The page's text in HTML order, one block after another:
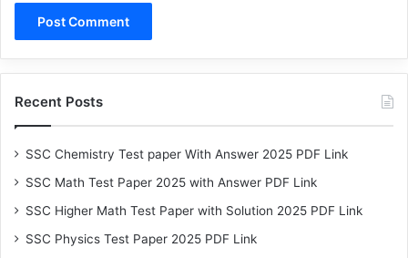
Recent Posts
SSC Chemistry Test paper With Answer 2025 PDF Link
SSC Math Test Paper 2025 with Answer PDF Link
SSC Higher Math Test Paper with Solution 2025 PDF Link
SSC Physics Test Paper 2025 PDF Link